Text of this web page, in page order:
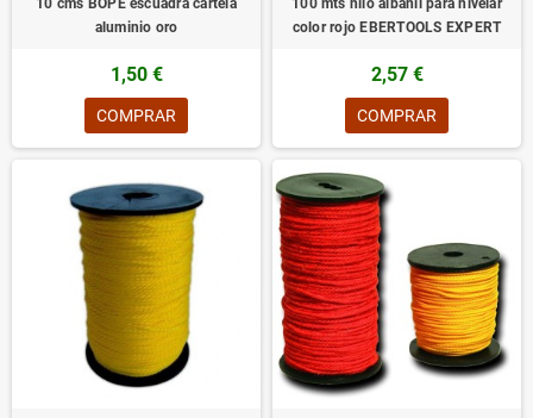
10 cms BOPE escuadra cartela
aluminio oro
1,50 €
COMPRAR
100 mts hilo albañil para nivelar
color rojo EBERTOOLS EXPERT
2,57 €
COMPRAR